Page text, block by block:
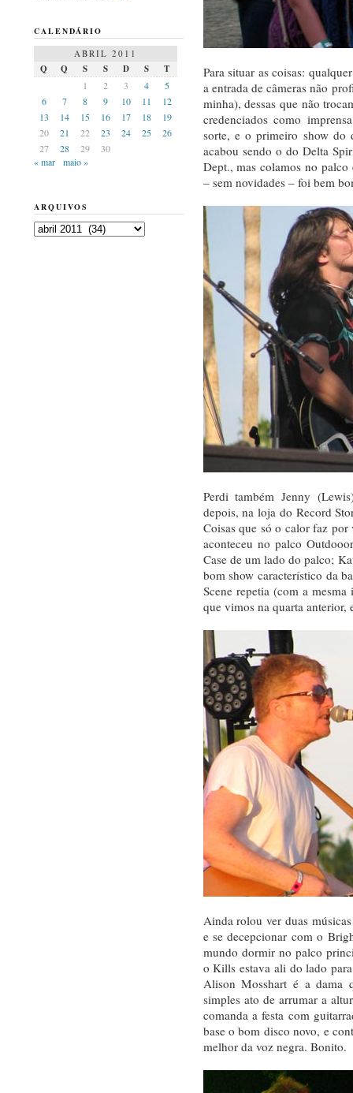
Para situar as coisas:
a entrada de câmeras não
minha), dessas que não
credenciados como
sorte, e o primeiro show do
acabou sendo o do Delta
Dept., mas colamos no
– sem novidades – foi bem
Perdi também Jenny
depois, na loja do Record
Coisas que só o calor faz
aconteceu no palco
Case de um lado do palco;
bom show característico da
Scene repetia (com a
que vimos na quarta anterior,
Ainda rolou ver duas
e se decepcionar com o
mundo dormir no palco
o Kills estava ali do lado
Alison Mosshart é a dama
simples ato de arrumar a
comanda a festa com
base o bom disco novo, e
melhor da voz negra. Bonito.
CALENDÁRIO
ABRIL 2011
Q Q S S D S
T
1
2 3 4
5
6
7 8 9 10 11
12
13
14 15 16 17 18
19
20
21 22 23 24 25
26
27
28 29
30
« mar
maio »
ARQUIVOS
Arquivos